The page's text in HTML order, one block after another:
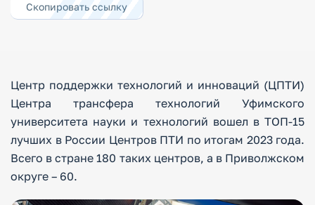
Скопировать ссылку
Центр поддержки технологий и инноваций (ЦПТИ)
Центра трансфера технологий Уфимского
университета науки и технологий вошел в ТОП-15
лучших в России Центров ПТИ по итогам 2023 года.
Всего в стране 180 таких центров, а в Приволжском
округе – 60.